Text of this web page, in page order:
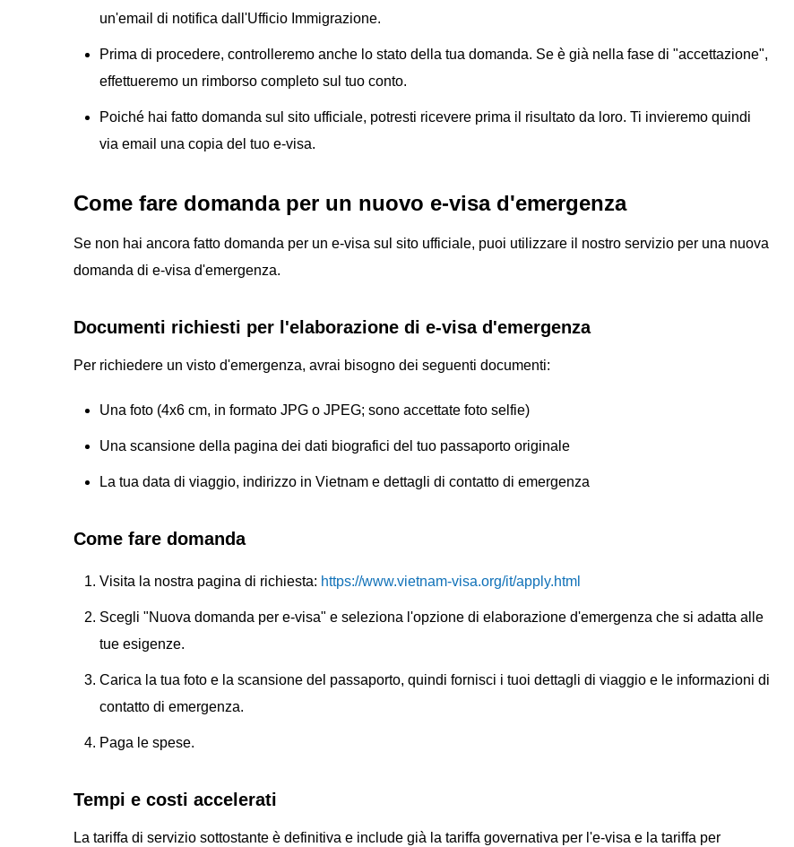
un'email di notifica dall'Ufficio Immigrazione.
Prima di procedere, controlleremo anche lo stato della tua domanda. Se è già nella fase di "accettazione",
effettueremo un rimborso completo sul tuo conto.
Poiché hai fatto domanda sul sito ufficiale, potresti ricevere prima il risultato da loro. Ti invieremo quindi
via email una copia del tuo e-visa.
Come fare domanda per un nuovo e-visa d'emergenza
Se non hai ancora fatto domanda per un e-visa sul sito ufficiale, puoi utilizzare il nostro servizio per una nuova
domanda di e-visa d'emergenza.
Documenti richiesti per l'elaborazione di e-visa d'emergenza
Per richiedere un visto d'emergenza, avrai bisogno dei seguenti documenti:
Una foto (4x6 cm, in formato JPG o JPEG; sono accettate foto selfie)
Una scansione della pagina dei dati biografici del tuo passaporto originale
La tua data di viaggio, indirizzo in Vietnam e dettagli di contatto di emergenza
Come fare domanda
Visita la nostra pagina di richiesta: https://www.vietnam-visa.org/it/apply.html
Scegli "Nuova domanda per e-visa" e seleziona l'opzione di elaborazione d'emergenza che si adatta alle
tue esigenze.
Carica la tua foto e la scansione del passaporto, quindi fornisci i tuoi dettagli di viaggio e le informazioni di
contatto di emergenza.
Paga le spese.
Tempi e costi accelerati
La tariffa di servizio sottostante è definitiva e include già la tariffa governativa per l'e-visa e la tariffa per